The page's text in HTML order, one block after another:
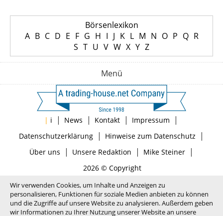
Börsenlexikon
A B C D E F G H I J K L M N O P Q R
S T U V W X Y Z
Menü
| i | News | Kontakt | Impressum |
Datenschutzerklärung| Hinweise zum Datenschutz |
Über uns | Unsere Redaktion | Mike Steiner|
2026 © Copyright
Wir verwenden Cookies, um Inhalte und Anzeigen zu
personalisieren, Funktionen für soziale Medien anbieten zu können
und die Zugriffe auf unsere Website zu analysieren. Außerdem geben
wir Informationen zu Ihrer Nutzung unserer Website an unsere